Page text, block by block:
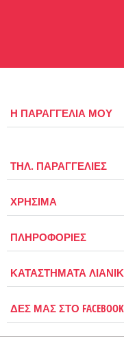
Η ΠΑΡΑΓΓΕΛΙΑ ΜΟΥ
ΤΗΛ. ΠΑΡΑΓΓΕΛΙΕΣ
ΧΡΗΣΙΜΑ
ΠΛΗΡΟΦΟΡΙΕΣ
ΚΑΤΑΣΤΗΜΑΤΑ
ΔΕΣ ΜΑΣ ΣΤΟ FACEBOOK